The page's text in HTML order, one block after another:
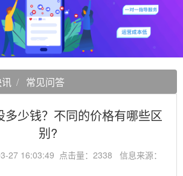
常见问答
多少钱？不同的价格有哪些区
别?
27 16:03:49 点击量：2338 信息来源：